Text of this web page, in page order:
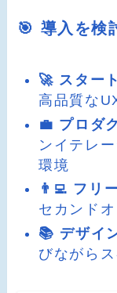
🎯 導入を検
🚀 スター
高品質な
💼 プロダ
ンイテレ
環境
👨‍💻 フリ
セカンド
📚 デザイ
びながら